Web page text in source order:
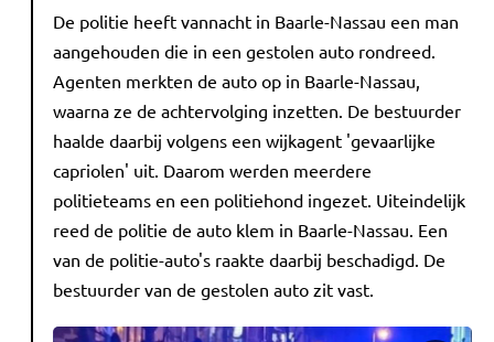
De politie heeft vannacht in Baarle-Nassau een man
aangehouden die in een gestolen auto rondreed.
Agenten merkten de auto op in Baarle-Nassau,
waarna ze de achtervolging inzetten. De bestuurder
haalde daarbij volgens een wijkagent 'gevaarlijke
capriolen' uit. Daarom werden meerdere
politieteams en een politiehond ingezet. Uiteindelijk
reed de politie de auto klem in Baarle-Nassau. Een
van de politie-auto's raakte daarbij beschadigd. De
bestuurder van de gestolen auto zit vast.